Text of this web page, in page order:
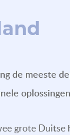
de meeste
grote